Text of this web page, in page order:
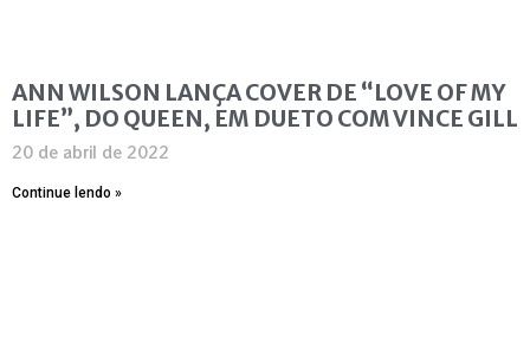
ANN WILSON LANÇA COVER DE “LOVE OF MY
LIFE”, DO QUEEN, EM DUETO COM VINCE GILL
20 de abril de 2022
Continue lendo »